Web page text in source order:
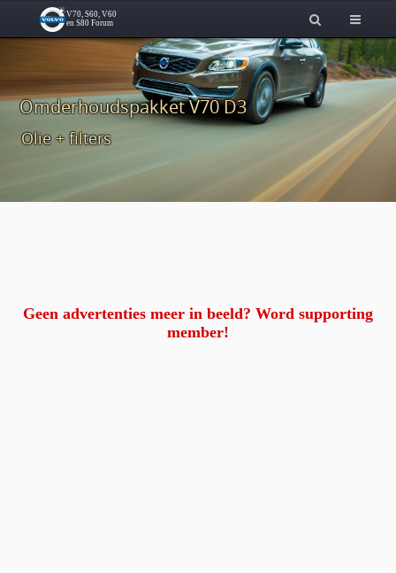
Omderhoudspakket V70 D3
Olie + filters
Geen advertenties meer in beeld? Word supporting
member!